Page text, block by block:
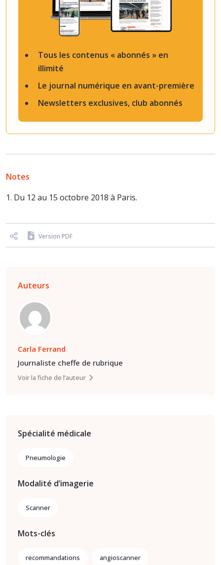
Tous les contenus « abonnés » en
illimité
Le journal numérique en avant-première
Newsletters exclusives, club abonnés
Notes
1. Du 12 au 15 octobre 2018 à Paris.
Version PDF
Auteurs
Carla Ferrand
Journaliste cheffe de rubrique
Voir la fiche de l’auteur
Spécialité médicale
Pneumologie
Modalité d’imagerie
Scanner
Mots-clés
recommandations angioscanner